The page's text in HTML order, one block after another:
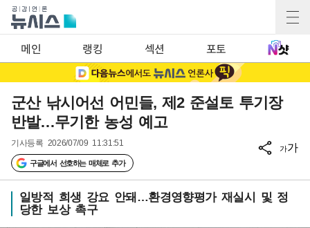
메인 랭킹 섹션 포토
군산 낚시어선 어민들, 제2 준설토 투기장
반발…무기한 농성 예고
기사등록 2026/07/09 11:31:51
구글에서 선호하는 매체로 추가
가가
일방적 희생 강요 안돼…환경영향평가 재실시 및 정
당한 보상 촉구